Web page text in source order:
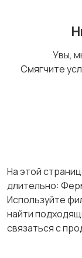
Прочие
Увы,
Смягчите
На этой
длительно:
Используйте
найти
связаться с